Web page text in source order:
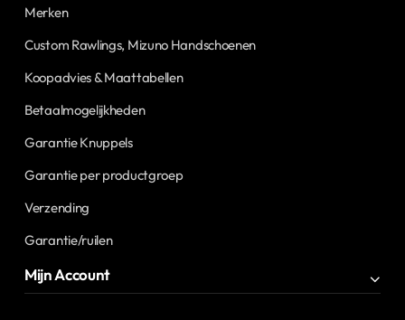
Merken
Custom Rawlings, Mizuno Handschoenen
Koopadvies & Maattabellen
Betaalmogelijkheden
Garantie Knuppels
Garantie per productgroep
Verzending
Garantie/ruilen
Mijn Account